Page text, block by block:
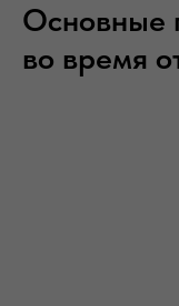
Основные
во время